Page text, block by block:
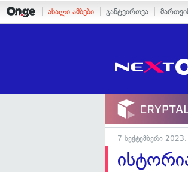
ახალი ამბები განტვირთვა
7 სექტემბერი